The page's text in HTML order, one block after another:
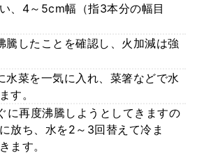
、4～5cm幅（指3本分の幅目
騰したことを確認し、火加減は強
水菜を一気に入れ、菜箸などで水
す。
に再度沸騰しようとしてきますの
放ち、水を2～3回替えて冷ま
ます。